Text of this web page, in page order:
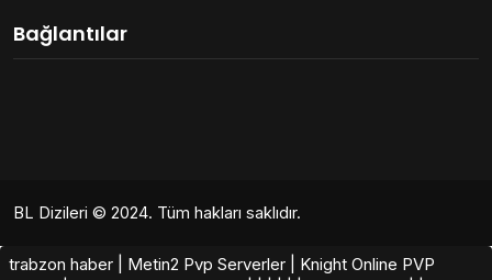
Bağlantılar
BL Dizileri © 2024. Tüm hakları saklıdır.
trabzon haber Metin2 Pvp Serverler
Knight Online PVP